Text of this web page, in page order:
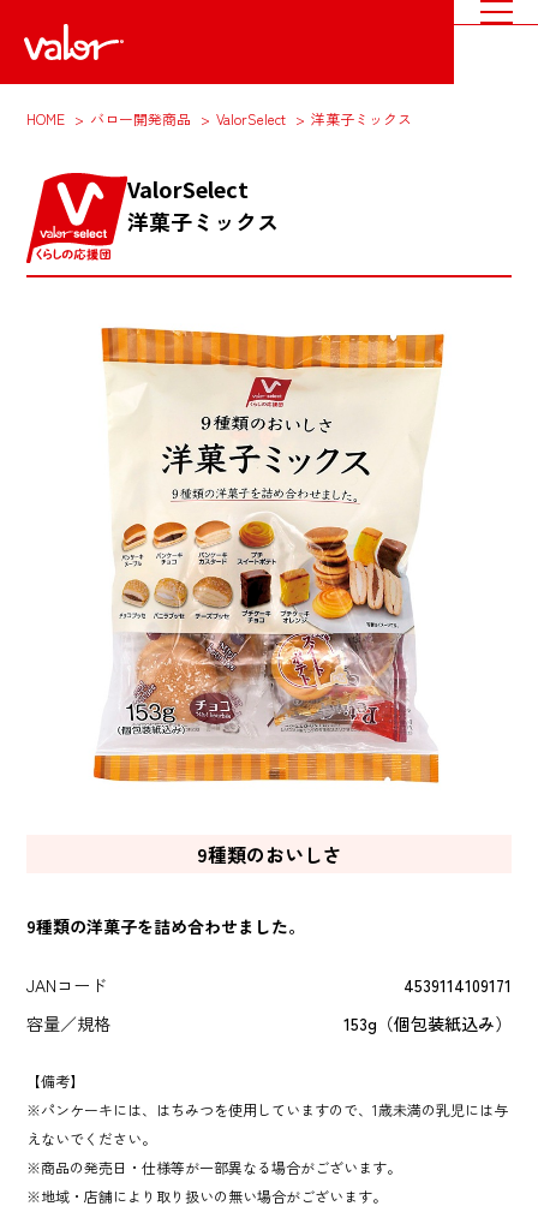
HOME バロー開発商品 ValorSelect 洋菓子ミックス
ValorSelect
洋菓子ミックス
9種類のおいしさ
9種類の洋菓子を詰め合わせました。
JANコード
4539114109171
容量／規格
153g（個包装紙込み）
【備考】
パンケーキには、はちみつを使用していますので、1歳未満の乳児には与
えないでください。
商品の発売日・仕様等が一部異なる場合がございます。
地域・店舗により取り扱いの無い場合がございます。